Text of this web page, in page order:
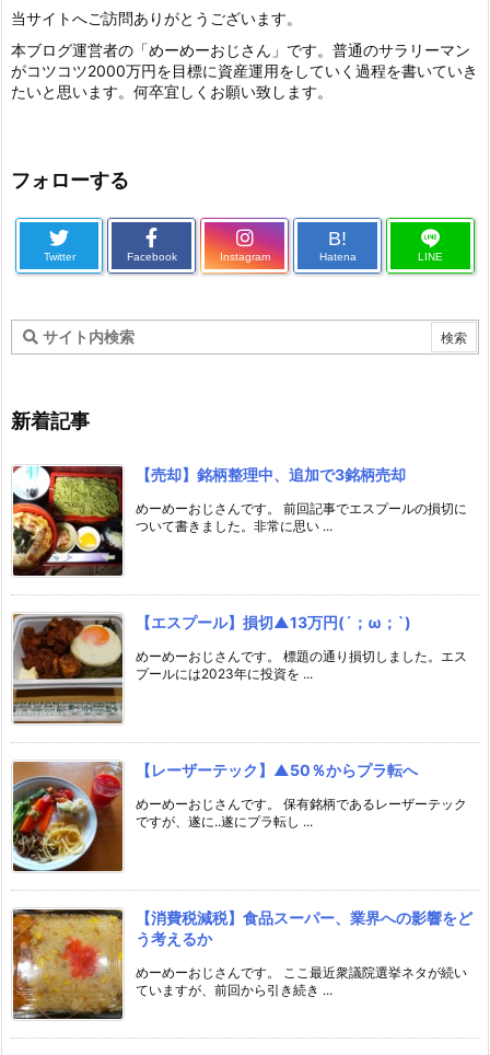
当サイトへご訪問ありがとうございます。
本ブログ運営者の「めーめーおじさん」です。普通のサラリーマン
がコツコツ2000万円を目標に資産運用をしていく過程を書いていき
たいと思います。何卒宜しくお願い致します。
フォローする
Twitter Facebook Instagram
B!
Hatena LINE
新着記事
【売却】銘柄整理中、追加で3銘柄売却
めーめーおじさんです。 前回記事でエスプールの損切に
ついて書きました。非常に思い ...
【エスプール】損切▲13万円(´；ω；`)
めーめーおじさんです。 標題の通り損切しました。エス
プールには2023年に投資を ...
【レーザーテック】▲50％からプラ転へ
めーめーおじさんです。 保有銘柄であるレーザーテック
ですが、遂に..遂にプラ転し ...
【消費税減税】食品スーパー、業界への影響をど
う考えるか
めーめーおじさんです。 ここ最近衆議院選挙ネタが続い
ていますが、前回から引き続き ...